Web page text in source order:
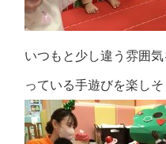
いつもと少し違う雰囲
っている手遊びを楽し